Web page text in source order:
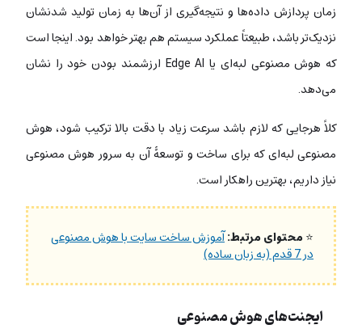
زمان پردازش داده‌‌ها و نتیجه‌گیری از آن‌ها به زمان تولید شدنشان
نزدیک‌تر باشد، طبیعتاً عملکرد سیستم هم بهتر خواهد بود. اینجا است
که هوش مصنوعی لبه‌ای یا Edge AI ارزشمند بودن خود را نشان
می‌دهد.
کلاً هرجایی که لازم باشد سرعت زیاد با دقت بالا ترکیب شود، هوش
مصنوعی لبه‌ای که برای ساخت و توسعۀ آن به سرور هوش مصنوعی
نیاز داریم، بهترین راهکار است.
⭐محتوای مرتبط:آموزش ساخت سایت با هوش مصنوعی
در 7 قدم (به زبان ساده)
ایجنت‌های هوش مصنوعی